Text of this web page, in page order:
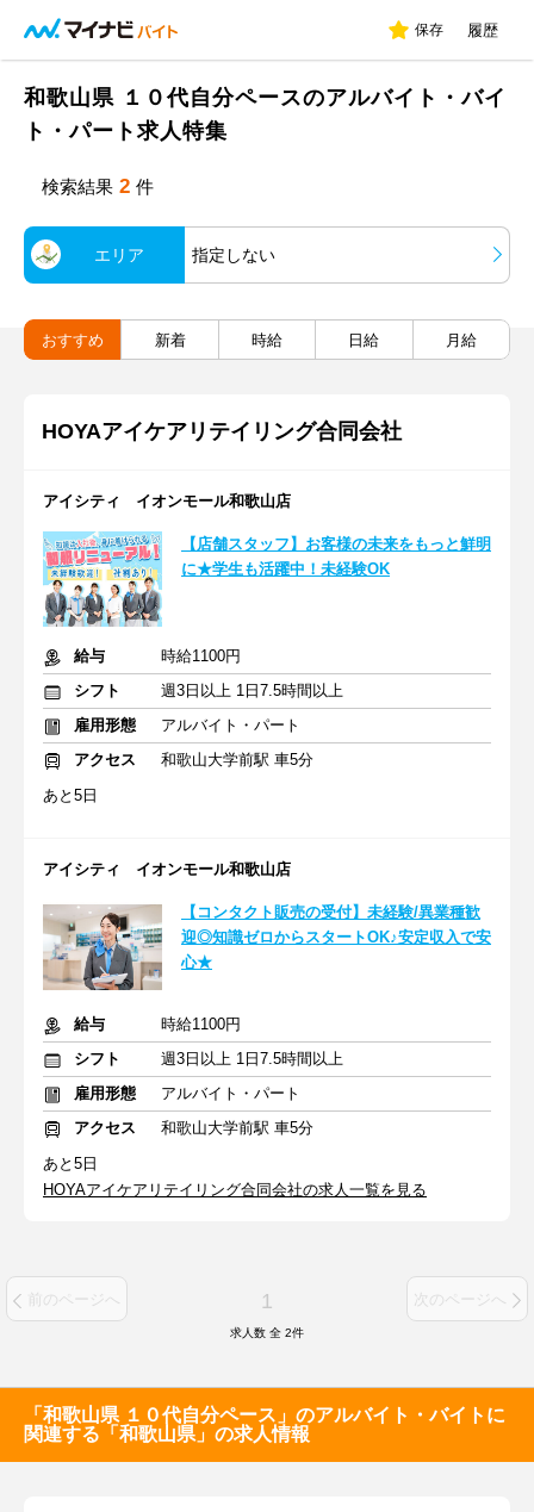
保存 履歴
和歌山県 １０代自分ペースのアルバイト・バイ
ト・パート求人特集
検索結果 2 件
エリア 指定しない
おすすめ 新着 時給 日給 月給
HOYAアイケアリテイリング合同会社
アイシティ イオンモール和歌山店
【店舗スタッフ】お客様の未来をもっと鮮明
に★学生も活躍中！未経験OK
給与
時給1100円
シフト
週3日以上 1日7.5時間以上
雇用形態
アルバイト・パート
アクセス
和歌山大学前駅 車5分
あと5日
アイシティ イオンモール和歌山店
【コンタクト販売の受付】未経験/異業種歓
迎◎知識ゼロからスタートOK♪安定収入で安
心★
給与
時給1100円
シフト
週3日以上 1日7.5時間以上
雇用形態
アルバイト・パート
アクセス
和歌山大学前駅 車5分
あと5日
HOYAアイケアリテイリング合同会社の求人一覧を見る
前のページへ 1 次のページへ
求人数 全 2件
「和歌山県 １０代自分ペース」のアルバイト・バイトに
関連する「和歌山県」の求人情報